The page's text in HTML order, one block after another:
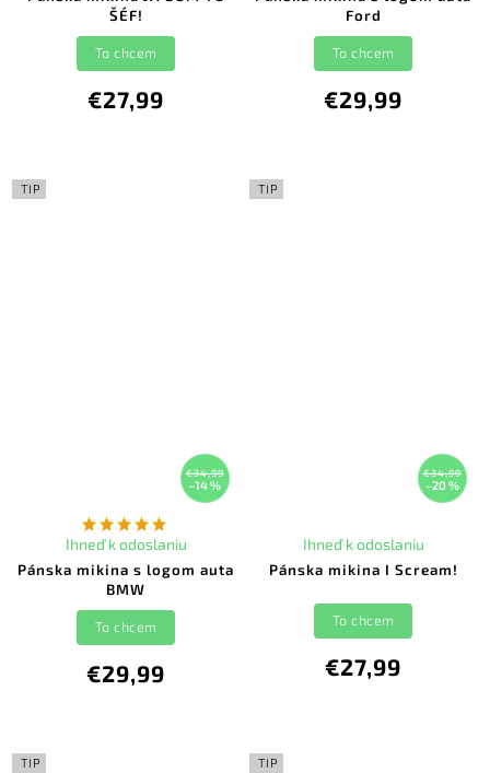
ŠÉF!
€27,99
To chcem
Ford
€29,99
To chcem
TIP
€34,99
–14 %
Pánska mikina s logom auta
BMW
Ihneď k odoslaniu
€29,99
To chcem
TIP
€34,99
–20 %
Pánska mikina I Scream!
Ihneď k odoslaniu
€27,99
To chcem
TIP TIP